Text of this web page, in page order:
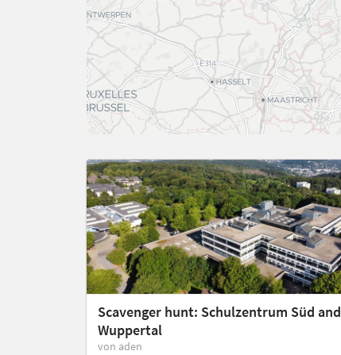
Scavenger hunt: Schulzentrum Süd and
Wuppertal
von aden